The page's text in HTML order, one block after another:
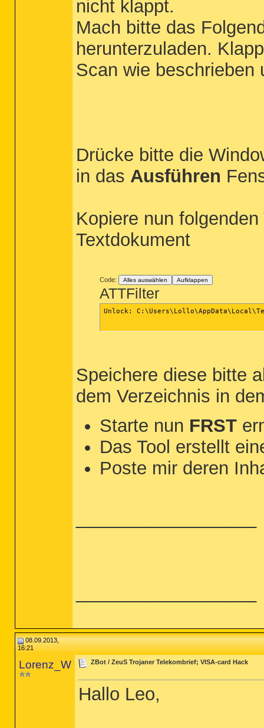
nicht klappt.
Mach bitte das
herunterzuladen.
Scan wie beschrieben
Drücke bitte die
in das Ausführen
Kopiere nun
Textdokument
Code: Alles auswählen Aufklappen
ATTFilter
Unlock:
Speichere diese bitte
dem Verzeichnis in
Starte nun FRST
Das Tool erstellt
Poste mir deren
08.09.2013,
16:21
Lorenz_W ZBot / ZeuS Trojaner Telekombrief; VISA-card Hack
Hallo Leo,